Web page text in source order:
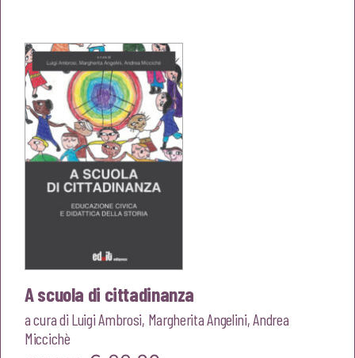
era:
€20,00.
è:
€19,00.
A scuola di cittadinanza
a cura di Luigi Ambrosi, Margherita Angelini,Andrea
Miccichè